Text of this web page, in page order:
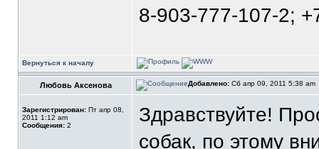
8-903-777-107-2;
Вернуться к началу
Любовь Аксенова Добавлено: Сб апр 09, 2011 5:38 am
Зарегистрирован: Пт апр 08,
2011 1:12 am
Сообщения: 2
Здравствуйте!
собак, по этому